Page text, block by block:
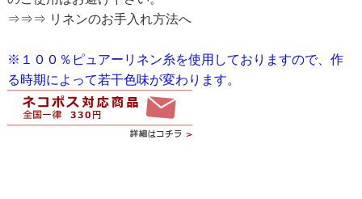
⇒⇒⇒ リネンのお手入れ方法へ
※１００％ピュアーリネン糸を使用しておりますので、作
る時期によって若干色味が変わります。